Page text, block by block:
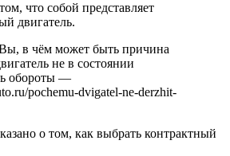
что собой представляет
двигатель.
в чём может быть причина
не в состоянии
обороты —
pochemu-dvigatel-ne-derzhit-
о том, как выбрать контрактный